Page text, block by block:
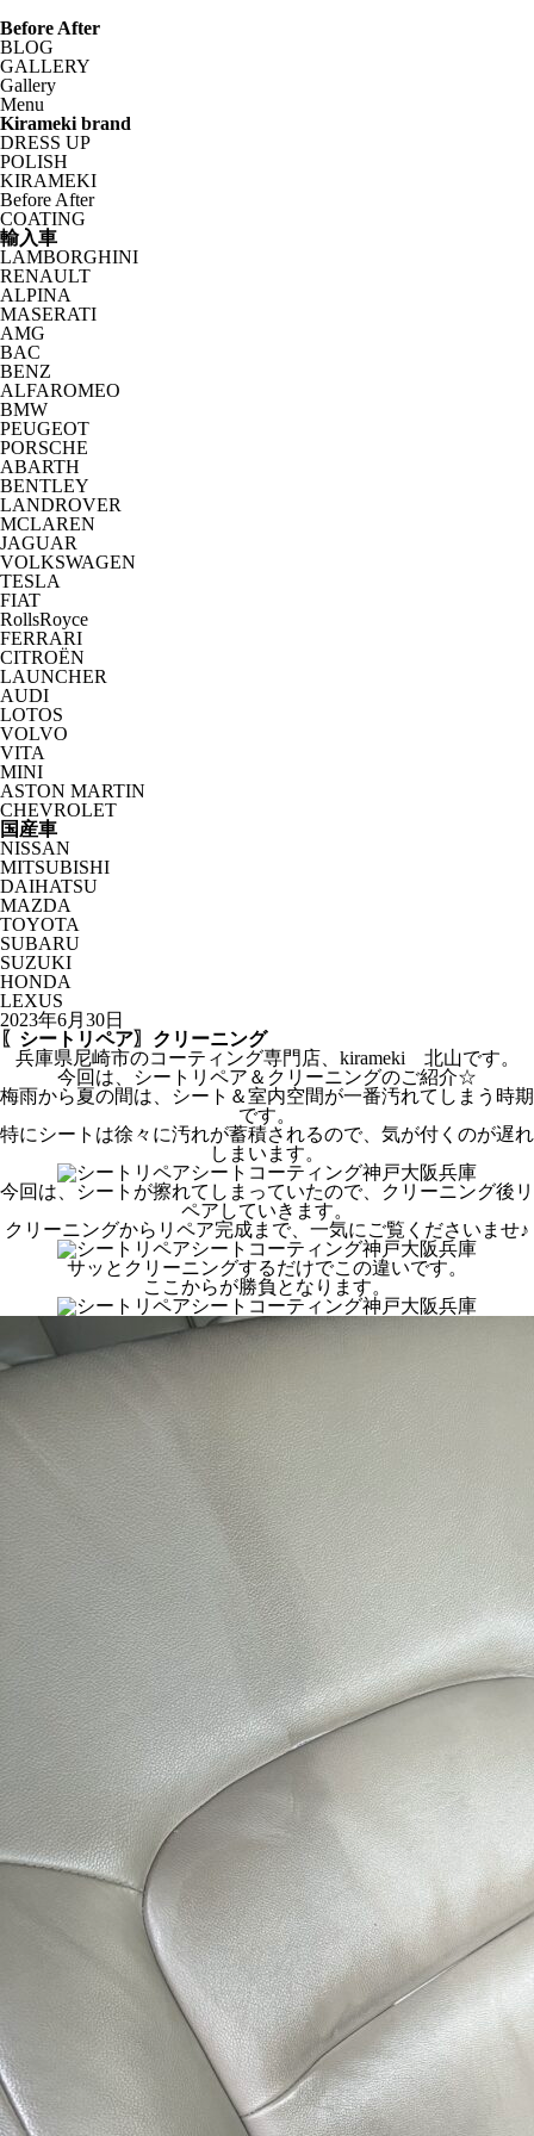
Before After
BLOG
GALLERY
Gallery
Menu
Kirameki brand
DRESS UP
POLISH
KIRAMEKI
Before After
COATING
輸入車
LAMBORGHINI
RENAULT
ALPINA
MASERATI
AMG
BAC
BENZ
ALFAROMEO
BMW
PEUGEOT
PORSCHE
ABARTH
BENTLEY
LANDROVER
MCLAREN
JAGUAR
VOLKSWAGEN
TESLA
FIAT
RollsRoyce
FERRARI
CITROËN
LAUNCHER
AUDI
LOTOS
VOLVO
VITA
MINI
ASTON MARTIN
CHEVROLET
国産車
NISSAN
MITSUBISHI
DAIHATSU
MAZDA
TOYOTA
SUBARU
SUZUKI
HONDA
LEXUS
2023年6月30日
〖シートリペア〗クリーニング
兵庫県尼崎市のコーティング専門店、kirameki 北山です。
今回は、シートリペア＆クリーニングのご紹介☆
梅雨から夏の間は、シート＆室内空間が一番汚れてしまう時期
です。
特にシートは徐々に汚れが蓄積されるので、気が付くのが遅れ
しまいます。
今回は、シートが擦れてしまっていたので、クリーニング後リ
ペアしていきます。
クリーニングからリペア完成まで、一気にご覧くださいませ♪
サッとクリーニングするだけでこの違いです。
ここからが勝負となります。